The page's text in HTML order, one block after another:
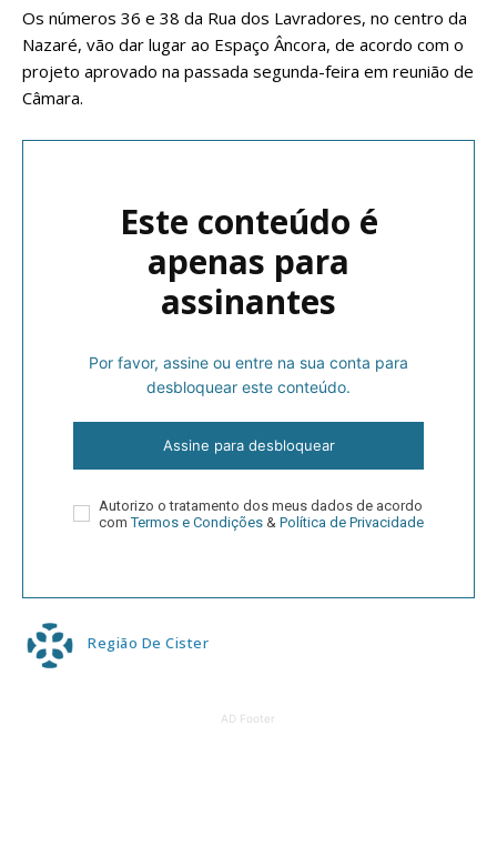
Os números 36 e 38 da Rua dos Lavradores, no centro da
Nazaré, vão dar lugar ao Espaço Âncora, de acordo com o
projeto aprovado na passada segunda-feira em reunião de
Câmara.
Este conteúdo é
apenas para
assinantes
Por favor, assine ou entre na sua conta para
desbloquear este conteúdo.
Assine para desbloquear
Autorizo o tratamento dos meus dados de acordo
comTermos e Condições & Política de Privacidade
Região De Cister
AD Footer